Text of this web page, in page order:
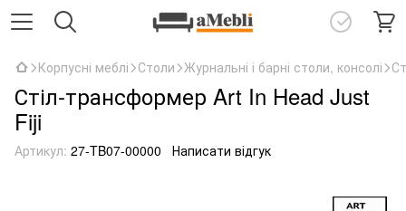
Корпусні меблі Столи Журнальні і барні столи, консолі
Стіл-трансформер Art In Head Just
Fiji
Артикул: 27-TB07-00000 Написати відгук